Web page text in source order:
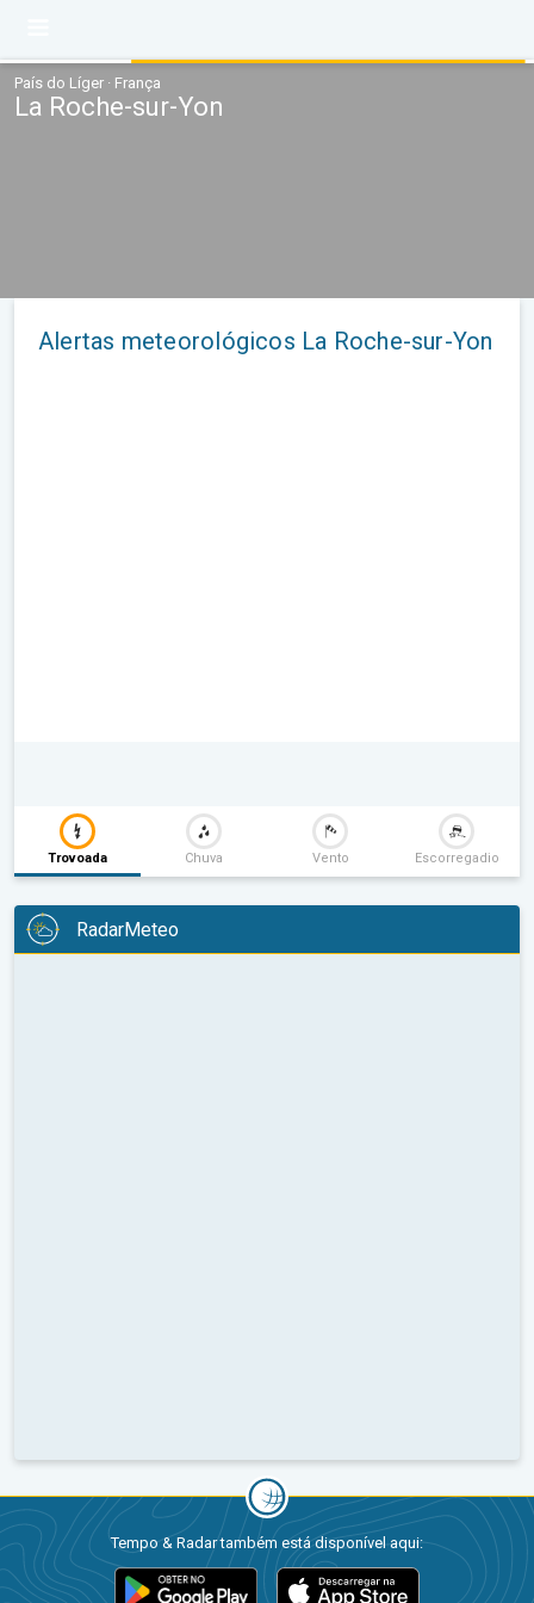
País do Líger · França
La Roche-sur-Yon
Alertas meteorológicos La Roche-sur-Yon
Trovoada Chuva Vento Escorregadio
RadarMeteo
Tempo & Radar também está disponível aqui: